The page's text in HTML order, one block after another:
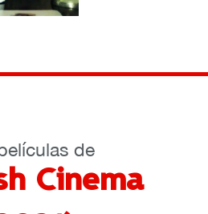
de
Cinema